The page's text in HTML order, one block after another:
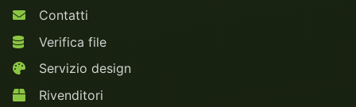
Contatti
Verifica file
Servizio design
Rivenditori